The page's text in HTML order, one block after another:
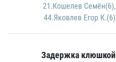
21.Кошелев Семён(6),
44.Яковлев Егор К.(6)
Задержка клюшкой